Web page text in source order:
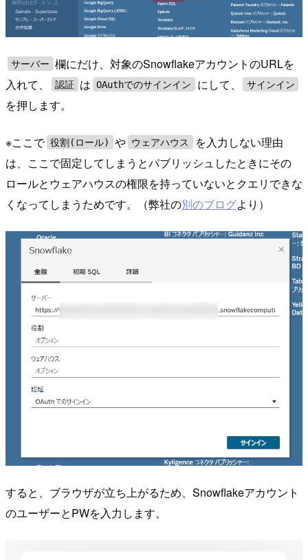
サーバー 欄にだけ、対象のSnowflakeアカウントのURLを
入れて、
認証 は OAuthでのサインイン にして、 サインイン
を押します。
※ここで 役割(ロール) や ウェアハウス
を入力しない理由
は、ここで固定してしまうとパブリッシュしたときにその
ロールとウェアハウスの権限を持っていないとクエリできな
くなってしまうためです。（弊社の別のブログより）
すると、ブラウザが立ち上がるため、Snowflakeアカウント
のユーザーとPWを入力します。